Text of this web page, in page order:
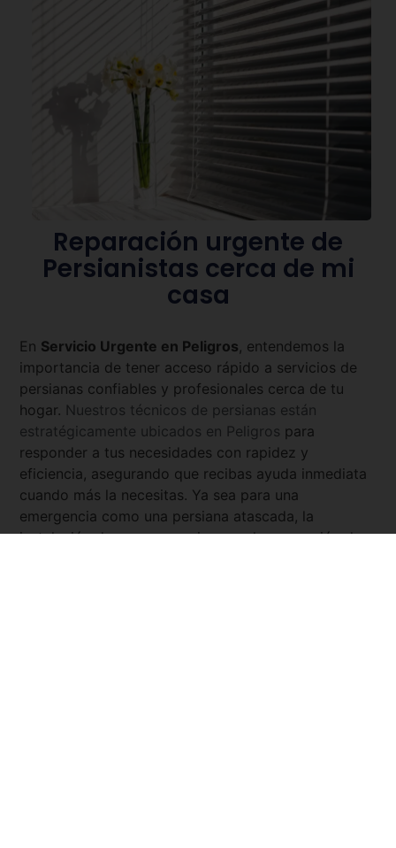
Reparación urgente de
Persianistas cerca de mi
casa
En Servicio Urgente en Peligros, entendemos la
importancia de tener acceso rápido a servicios de
persianas confiables y profesionales cerca de tu
hogar. Nuestros técnicos de persianas están
estratégicamente ubicados en Peligros para
responder a tus necesidades con rapidez y
eficiencia, asegurando que recibas ayuda inmediata
cuando más la necesitas. Ya sea para una
emergencia como una persiana atascada, la
instalación de nuevas persianas, o la reparación de